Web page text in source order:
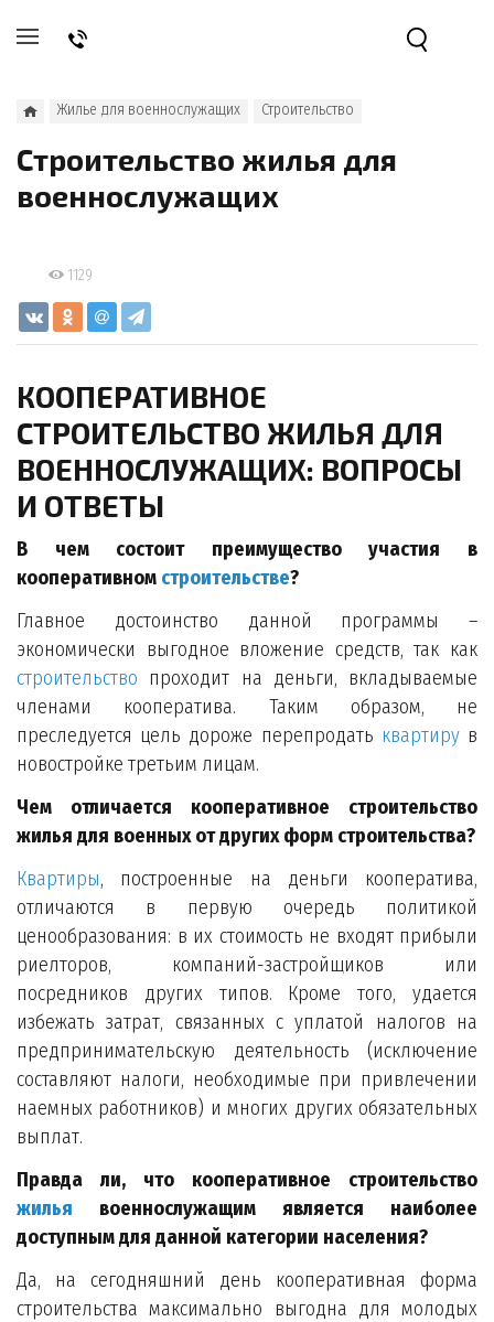
Жилье для военнослужащих Строительство
Строительство жилья для
военнослужащих
1129
КООПЕРАТИВНОЕ
СТРОИТЕЛЬСТВО ЖИЛЬЯ ДЛЯ
ВОЕННОСЛУЖАЩИХ: ВОПРОСЫ
И ОТВЕТЫ
В чем состоит преимущество участия в
кооперативном строительстве?
Главное достоинство данной программы –
экономически выгодное вложение средств, так как
строительство проходит на деньги, вкладываемые
членами кооператива. Таким образом, не
преследуется цель дороже перепродать квартирув
новостройке третьим лицам.
Чем отличается кооперативное строительство
жилья для военных от других форм строительства?
Квартиры, построенные на деньги кооператива,
отличаются в первую очередь политикой
ценообразования: в их стоимость не входят прибыли
риелторов, компаний-застройщиков или
посредников других типов. Кроме того, удается
избежать затрат, связанных с уплатой налогов на
предпринимательскую деятельность (исключение
составляют налоги, необходимые при привлечении
наемных работников) и многих других обязательных
выплат.
Правда ли, что кооперативное строительство
жилья военнослужащим является наиболее
доступным для данной категории населения?
Да, на сегодняшний день кооперативная форма
строительства максимально выгодна для молодых